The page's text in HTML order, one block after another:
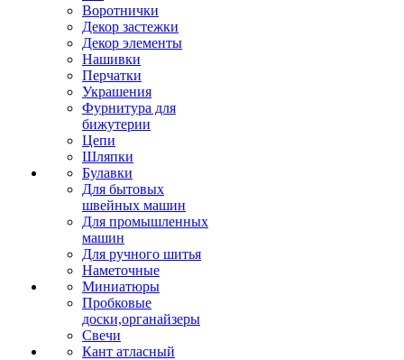
Воротнички
Декор застежки
Декор элементы
Нашивки
Перчатки
Украшения
Фурнитура для
бижутерии
Цепи
Шляпки
Булавки
Для бытовых
швейных машин
Для промышленных
машин
Для ручного шитья
Наметочные
Миниатюры
Пробковые
доски,органайзеры
Свечи
Кант атласный